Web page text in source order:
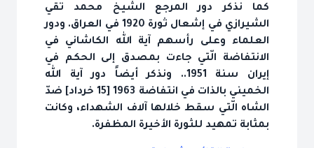
كما نذكر دور المرجع الشيخ محمد تقي
الشيرازي في إشعال ثورة 1920 في العراق. ودور
العلماء وعلى رأسهم آية الله الكاشاني في
الانتفاضة الّتي جاءت بمصدق إلى الحكم في
إيران سنة 1951.. ونذكر أيضاً دور آية الله
الخميني بالذات في انتفاضة 1963 [15 خرداد] ضدّ
الشاه الّتي سقط خلالها آلاف الشهداء، وكانت
بمثابة تمهيد للثورة الأخيرة المظفرة.